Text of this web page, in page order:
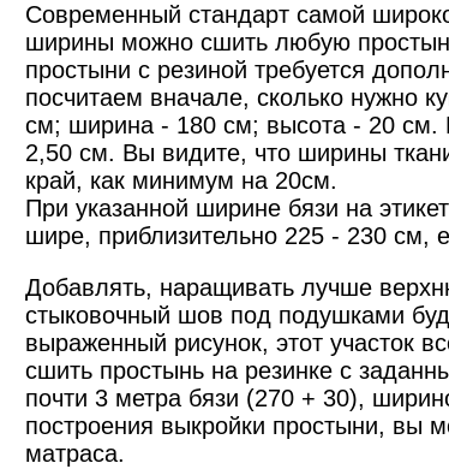
Современный стандарт самой
ширины можно сшить любую
простыни с резиной требуется
посчитаем вначале, сколько нужно
см; ширина - 180 см; высота - 20 см.
2,50 см. Вы видите, что ширины
край, как минимум на 20см.
При указанной ширине бязи на
шире, приблизительно 225 - 230 см,
Добавлять, наращивать лучше
стыковочный шов под подушками
выраженный рисунок, этот участок
сшить простынь на резинке с
почти 3 метра бязи (270 + 30),
построения выкройки простыни, вы
матраса.